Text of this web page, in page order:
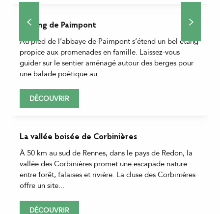
L'étang de Paimpont
Au pied de l’abbaye de Paimpont s’étend un bel étang
propice aux promenades en famille. Laissez-vous
guider sur le sentier aménagé autour des berges pour
une balade poétique au...
DÉCOUVRIR
La vallée boisée de Corbinières
À 50 km au sud de Rennes, dans le pays de Redon, la
vallée des Corbinières promet une escapade nature
entre forêt, falaises et rivière. La cluse des Corbinières
offre un site...
DÉCOUVRIR